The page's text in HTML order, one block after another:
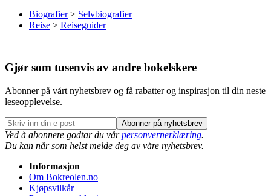
Biografier > Selvbiografier
Reise > Reiseguider
Gjør som tusenvis av andre bokelskere
Abonner på vårt nyhetsbrev og få rabatter og inspirasjon til din neste
leseopplevelse.
Abonner på nyhetsbrev
Ved å abonnere godtar du vårpersonvernerklæring.
Du kan når som helst melde deg av våre nyhetsbrev.
Informasjon
Om Bokreolen.no
Kjøpsvilkår